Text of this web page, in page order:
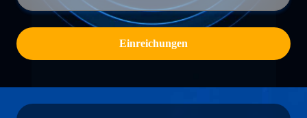
Einreichungen